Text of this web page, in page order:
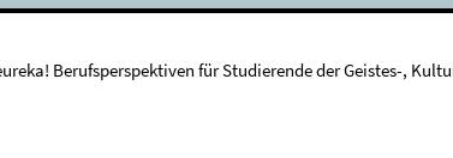
Berufsperspektiven für Studierende der Geistes-,